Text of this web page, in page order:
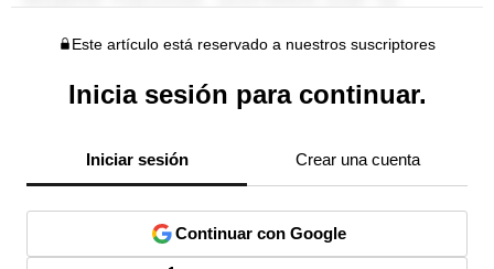
Este artículo está reservado a nuestros suscriptores
Inicia sesión para continuar.
Iniciar sesión Crear una cuenta
Continuar con Google